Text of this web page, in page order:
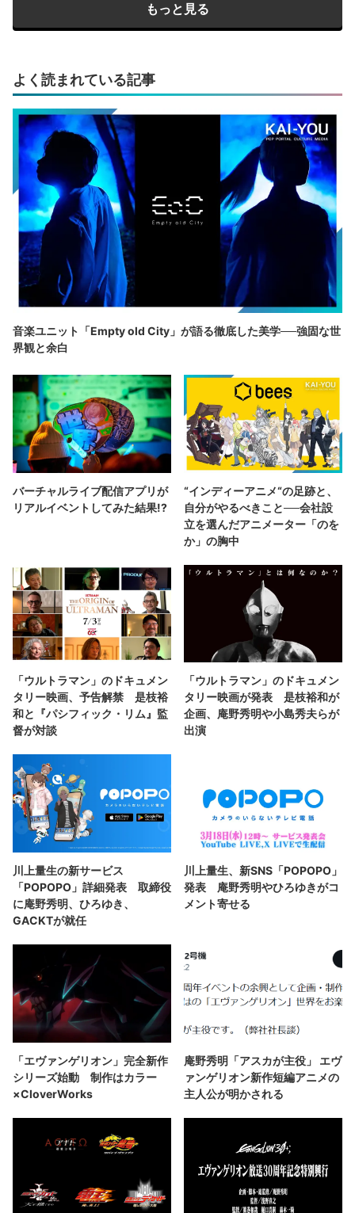
もっと見る
よく読まれている記事
音楽ユニット「Empty old City」が語る徹底した美学──強固な世
界観と余白
バーチャルライブ配信アプリが
リアルイベントしてみた結果!?
“インディーアニメ“の足跡と、
自分がやるべきこと──会社設
立を選んだアニメーター「のを
か」の胸中
「ウルトラマン」のドキュメン
タリー映画、予告解禁 是枝裕
和と『パシフィック・リム』監
督が対談
「ウルトラマン」のドキュメン
タリー映画が発表 是枝裕和が
企画、庵野秀明や小島秀夫らが
出演
川上量生の新サービス
「POPOPO」詳細発表 取締役
に庵野秀明、ひろゆき、
GACKTが就任
川上量生、新SNS「POPOPO」
発表 庵野秀明やひろゆきがコ
メント寄せる
「エヴァンゲリオン」完全新作
シリーズ始動 制作はカラー
×CloverWorks
庵野秀明「アスカが主役」 エヴ
ァンゲリオン新作短編アニメの
主人公が明かされる